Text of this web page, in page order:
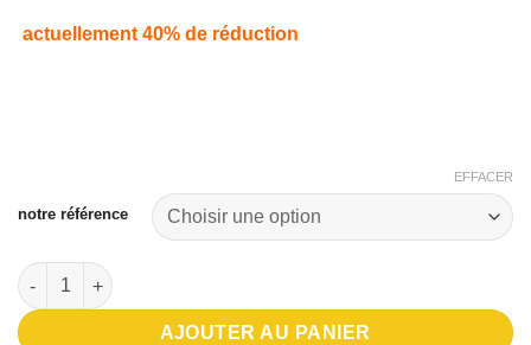
actuellement 40% de réduction
notre référence
EFFACER
quantité de Ciseaux tailleur Papymousse de 8 pouces
AJOUTER AU PANIER